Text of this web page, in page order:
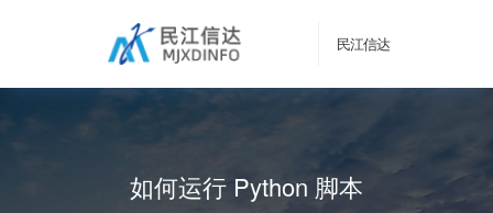
民江信达
如何运行 Python 脚本